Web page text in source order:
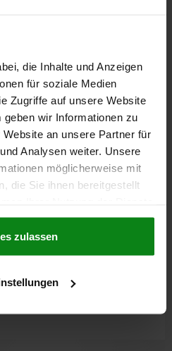
die Inhalte und Anzeigen
für soziale Medien
Zugriffe auf unsere Website
wir Informationen zu
an unsere Partner für
Analysen weiter. Unsere
möglicherweise mit
die Sie ihnen bereitgestellt
Richtlinien
|AGB
zulassen
clients ont
acheté
avec étrier en tôle